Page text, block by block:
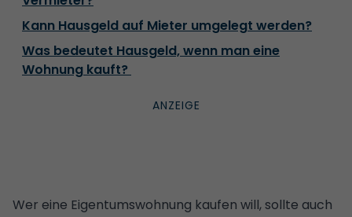
Kann Hausgeld auf Mieter umgelegt werden?
Was bedeutet Hausgeld, wenn man eine
Wohnung kauft?
Wer eine Eigentumswohnung kaufen will, sollte auch